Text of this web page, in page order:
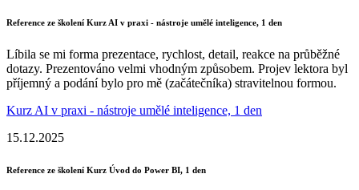
Reference ze školení Kurz AI v praxi - nástroje umělé inteligence, 1 den
Líbila se mi forma prezentace, rychlost, detail, reakce na průběžné
dotazy. Prezentováno velmi vhodným způsobem. Projev lektora byl
příjemný a podání bylo pro mě (začátečníka) stravitelnou formou.
Kurz AI v praxi - nástroje umělé inteligence, 1 den
15.12.2025
Reference ze školení Kurz Úvod do Power BI, 1 den